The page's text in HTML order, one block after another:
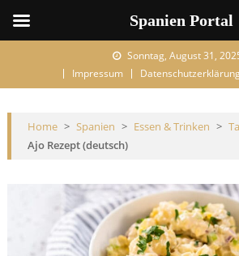
Sonntag, August 31,
Impressum
Home > Spanien > Essen & Trinken >
Ajo Rezept (deutsch)
Spanien Portal